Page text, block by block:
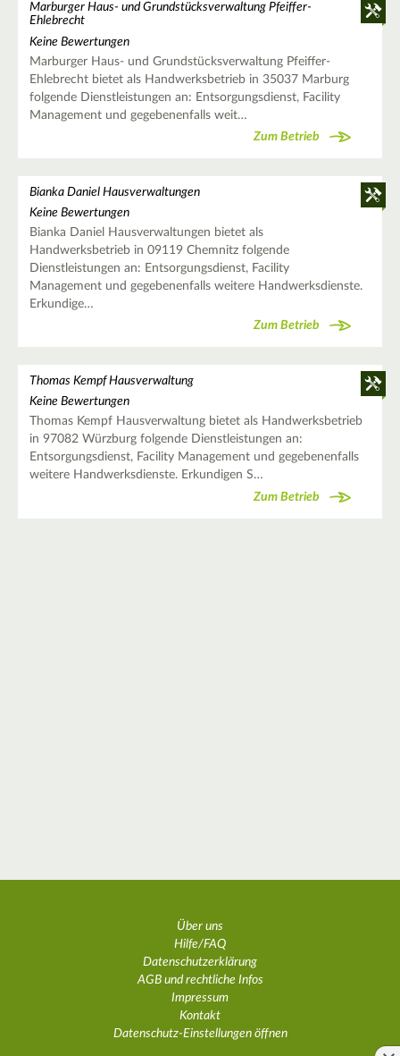
Marburger Haus- und Grundstücksverwaltung Pfeiffer-
Ehlebrecht
Keine Bewertungen
Marburger Haus- und Grundstücksverwaltung Pfeiffer-
Ehlebrecht bietet als Handwerksbetrieb in 35037 Marburg
folgende Dienstleistungen an: Entsorgungsdienst, Facility
Management und gegebenenfalls weit…
Zum Betrieb
Bianka Daniel Hausverwaltungen
Keine Bewertungen
Bianka Daniel Hausverwaltungen bietet als
Handwerksbetrieb in 09119 Chemnitz folgende
Dienstleistungen an: Entsorgungsdienst, Facility
Management und gegebenenfalls weitere Handwerksdienste.
Erkundige…
Zum Betrieb
Thomas Kempf Hausverwaltung
Keine Bewertungen
Thomas Kempf Hausverwaltung bietet als Handwerksbetrieb
in 97082 Würzburg folgende Dienstleistungen an:
Entsorgungsdienst, Facility Management und gegebenenfalls
weitere Handwerksdienste. Erkundigen S…
Zum Betrieb
Über uns
Hilfe/FAQ
Datenschutzerklärung
AGB und rechtliche Infos
Impressum
Kontakt
Datenschutz-Einstellungen öffnen